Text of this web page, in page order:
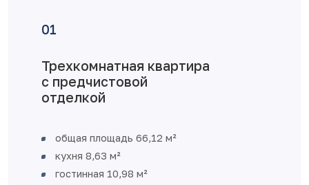
квартира
площадь 66,12 м²
8,63 м²
10,98 м²